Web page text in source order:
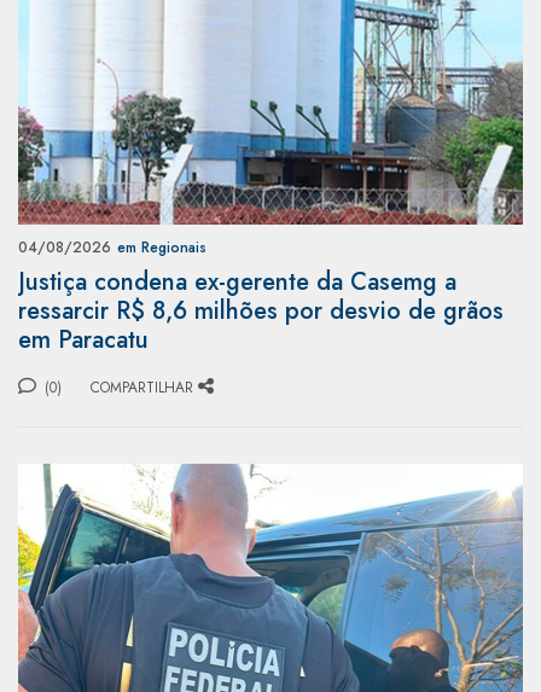
04/08/2026 em Regionais
Justiça condena ex-gerente da Casemg a
ressarcir R$ 8,6 milhões por desvio de grãos
em Paracatu
(0) COMPARTILHAR